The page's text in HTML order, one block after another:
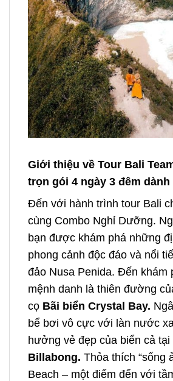
Giới thiệu về Tour Bali
trọn gói 4 ngày 3 đêm
Đến với hành trình tour Bali
cùng Combo Nghỉ Dưỡng.
bạn được khám phá những
phong cảnh độc đáo và nổi
đảo Nusa Penida. Đến khám
mệnh danh là thiên đường
cọ Bãi biển Crystal Bay.
bể bơi vô cực với làn nước
hưởng vẻ đẹp của biển cả tại
Billabong. Thỏa thích “sống
Beach – một điểm đến với